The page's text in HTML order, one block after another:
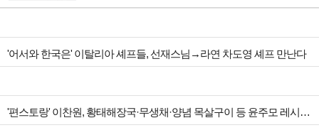
'어서와 한국은' 이탈리아 셰프들, 선재스님→라연 차도영 셰프 만난다
'편스토랑' 이찬원, 황태해장국·무생채·양념 목살구이 등 윤주모 레시피 섭렵